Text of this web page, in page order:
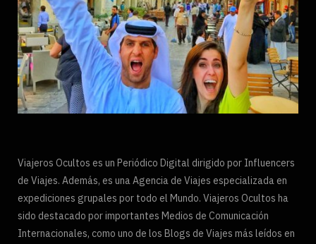
Viajeros Ocultos es un Periódico Digital dirigido por Influencers
de Viajes. Además, es una Agencia de Viajes especializada en
expediciones grupales por todo el Mundo. Viajeros Ocultos ha
sido destacado por importantes Medios de Comunicación
Internacionales, como uno de los Blogs de Viajes más leídos en